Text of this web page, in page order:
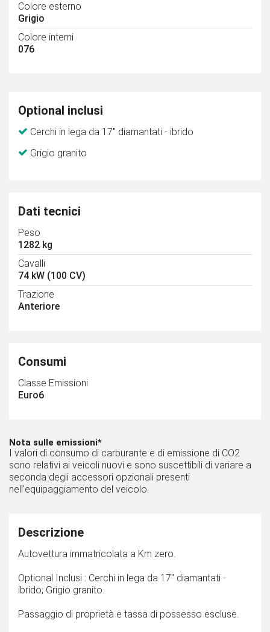
Colore esterno
Grigio
Colore interni
076
Optional inclusi
Cerchi in lega da 17" diamantati - ibrido
Grigio granito
Dati tecnici
Peso
1282 kg
Cavalli
74 kW (100 CV)
Trazione
Anteriore
Consumi
Classe Emissioni
Euro6
Nota sulle emissioni*
I valori di consumo di carburante e di emissione di CO2
sono relativi ai veicoli nuovi e sono suscettibili di variare a
seconda degli accessori opzionali presenti
nell'equipaggiamento del veicolo.
Descrizione
Autovettura immatricolata a Km zero.
Optional Inclusi : Cerchi in lega da 17" diamantati -
ibrido; Grigio granito.
Passaggio di proprietà e tassa di possesso escluse.